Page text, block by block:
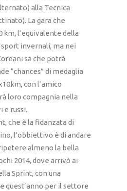
alla Tecnica
La gara che
km, l’equivalente della
invernali, ma nei
sa che potrà
“chances” di medaglia
con l’amico
loro compagnia nella
e russi.
che è la fidanzata di
l’obbiettivo è di andare
almeno la bella
2014, dove arrivò ai
Sprint, con una
quest’anno per il settore